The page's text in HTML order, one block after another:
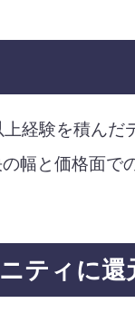
経験を積ん
幅と価格面で
ティに還